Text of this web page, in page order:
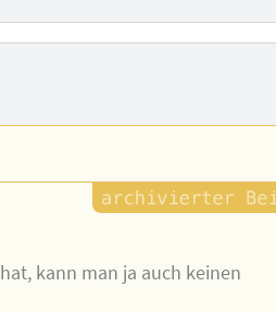
hat, kann man ja auch keinen